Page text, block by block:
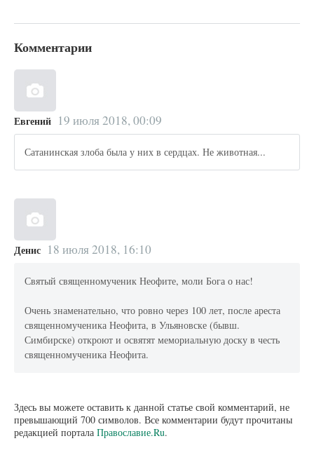
Комментарии
Евгений 19 июля 2018, 00:09
Сатанинская злоба была у них в сердцах. Не животная...
Денис 18 июля 2018, 16:10
Святый священномученик Неофите, моли Бога о нас!
Очень знаменательно, что ровно через 100 лет, после ареста
священномученика Неофита, в Ульяновске (бывш.
Симбирске) откроют и освятят мемориальную доску в честь
священномученика Неофита.
Здесь вы можете оставить к данной статье свой комментарий, не
превышающий 700 символов. Все комментарии будут прочитаны
редакцией портала Православие.Ru.